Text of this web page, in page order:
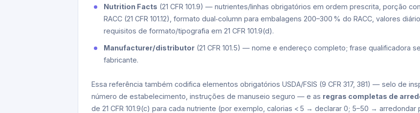
Nutrition Facts (21 CFR 101.9) — nutrientes/linhas obrigatórios em ordem prescrita, porção
RACC (21 CFR 101.12), formato dual‑column para embalagens 200–300 % do RACC, valores
requisitos de formato/tipografia em 21 CFR 101.9(d).
Manufacturer/distributor (21 CFR 101.5) — nome e endereço completo; frase qualificadora
fabricante.
Essa referência também codifica elementos obrigatórios USDA/FSIS (9 CFR 317, 381) — selo de
número de estabelecimento, instruções de manuseio seguro — e as regras completas de
de 21 CFR 101.9(c) para cada nutriente (por exemplo, calorias < 5 → declarar 0; 5–50 → arredondar